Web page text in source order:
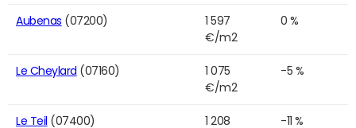
Aubenas (07200)
1 597
€/m2
0 %
Le Cheylard (07160)
1 075
€/m2
-5 %
Le Teil (07400)
1 208
-11 %